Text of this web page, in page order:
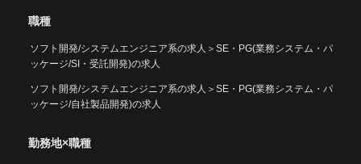
職種
ソフト開発/システムエンジニア系の求人 ＞ SE・PG(業務システム・パ
ッケージ/SI・受託開発)の求人
ソフト開発/システムエンジニア系の求人 ＞ SE・PG(業務システム・パ
ッケージ/自社製品開発)の求人
勤務地×職種